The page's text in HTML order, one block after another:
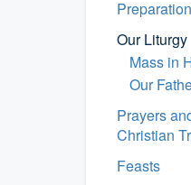
Our Liturgy
Mass in
Our
Prayers
Christian
Feasts